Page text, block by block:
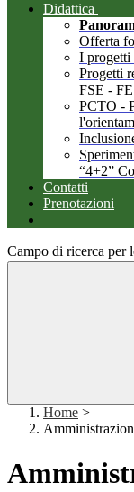
Didattica
Offerta
I progetti
Progetti
FSE -
PCTO -
“4+2”
Contatti
Prenotazioni
Campo di ricerca per
Home >